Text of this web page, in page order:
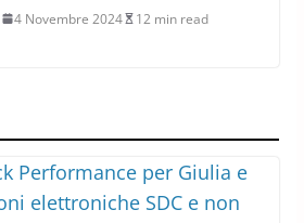
4 Novembre 2024 12 min read